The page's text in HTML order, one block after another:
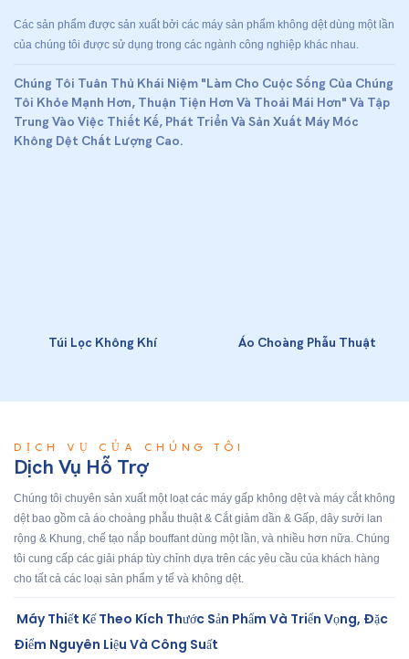
Các sản phẩm được sản xuất bởi các máy sản phẩm không dệt dùng một lần
của chúng tôi được sử dụng trong các ngành công nghiệp khác nhau.
Chúng Tôi Tuân Thủ Khái Niệm "làm Cho Cuộc Sống Của Chúng
Tôi Khỏe Mạnh Hơn, Thuận Tiện Hơn Và Thoải Mái Hơn" Và Tập
Trung Vào Việc Thiết Kế, Phát Triển Và Sản Xuất Máy Móc
Không Dệt Chất Lượng Cao.
Túi Lọc Không Khí Áo Choàng Phẫu Thuật
DỊCH VỤ CỦA CHÚNG TÔI
Dịch Vụ Hỗ Trợ
Chúng tôi chuyên sản xuất một loạt các máy gấp không dệt và máy cắt không
dệt bao gồm cả áo choàng phẫu thuật & Cắt giảm dần & Gấp, dây sưởi lan
rộng & Khung, chế tạo nắp bouffant dùng một lần, và nhiều hơn nữa. Chúng
tôi cung cấp các giải pháp tùy chỉnh dựa trên các yêu cầu của khách hàng
cho tất cả các loại sản phẩm y tế và không dệt.
Máy Thiết Kế Theo Kích Thước Sản Phẩm Và Triển Vọng, Đặc
Điểm Nguyên Liệu Và Công Suất